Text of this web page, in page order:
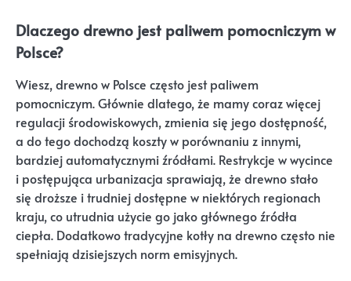
Dlaczego drewno jest paliwem pomocniczym w
Polsce?
Wiesz, drewno w Polsce często jest paliwem
pomocniczym. Głównie dlatego, że mamy coraz więcej
regulacji środowiskowych, zmienia się jego dostępność,
a do tego dochodzą koszty w porównaniu z innymi,
bardziej automatycznymi źródłami. Restrykcje w wycince
i postępująca urbanizacja sprawiają, że drewno stało
się droższe i trudniej dostępne w niektórych regionach
kraju, co utrudnia użycie go jako głównego źródła
ciepła. Dodatkowo tradycyjne kotły na drewno często nie
spełniają dzisiejszych norm emisyjnych.